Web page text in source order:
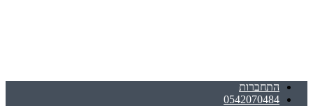
התחברות
0542070484